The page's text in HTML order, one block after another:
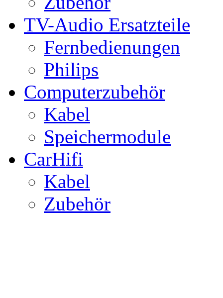
TV-Audio Ersatzteile
Fernbedienungen
Philips
Computerzubehör
Kabel
Speichermodule
CarHifi
Kabel
Zubehör